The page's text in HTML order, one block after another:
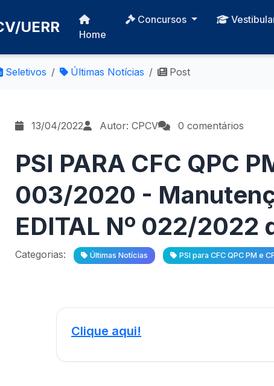
UERR Home
Concursos
Seletivos Últimas Notícias Post
13/04/2022 Autor: CPCV 0 comentários
PSI PARA CFC QPC
003/2020 -
EDITAL Nº 022/
Categorias: Últimas Notícias PSI para CFC QPC PM e
Clique aqui!